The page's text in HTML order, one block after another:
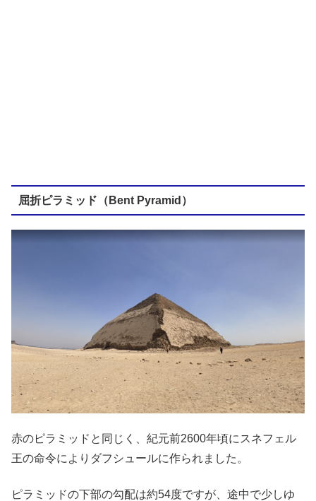
屈折ピラミッド（Bent Pyramid）
赤のピラミッドと同じく、紀元前2600年頃にスネフェル
王の命令によりダフシュールに作られました。
ピラミッドの下部の勾配は約54度ですが、途中で少しゆ